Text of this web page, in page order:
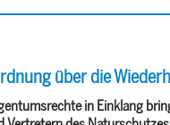
über die
in Einklang